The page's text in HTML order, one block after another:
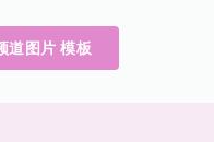
道图片 模板